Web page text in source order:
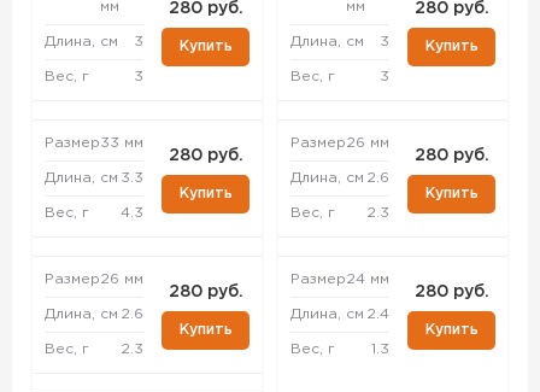
мм
Длина, см 3
Вес, г 3
280 руб.
Купить
Размер33 мм
Длина, см 3.3
Вес, г 4.3
280 руб.
Купить
Размер26 мм
Длина, см 2.6
Вес, г 2.3
280 руб.
Купить
мм
Длина, см 3
Вес, г 3
280 руб.
Купить
Размер26 мм
Длина, см 2.6
Вес, г 2.3
280 руб.
Купить
Размер24 мм
Длина, см 2.4
Вес, г 1.3
280 руб.
Купить